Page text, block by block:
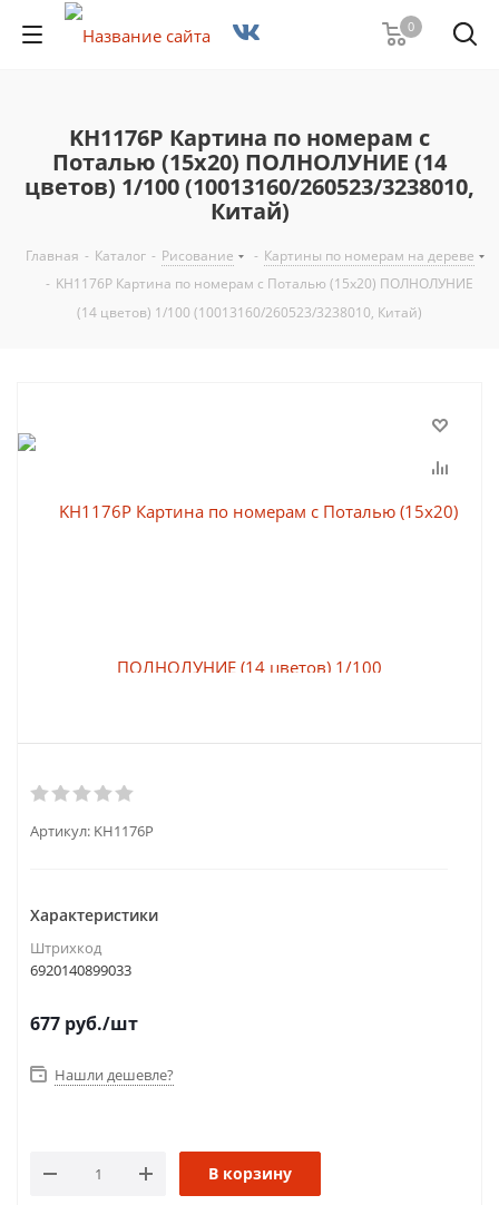
0
KH1176P Картина по номерам с
Поталью (15х20) ПОЛНОЛУНИЕ (14
цветов) 1/100 (10013160/260523/3238010,
Китай)
Главная - Каталог - Рисование - Картины по номерам на дереве
- KH1176P Картина по номерам с Поталью (15х20) ПОЛНОЛУНИЕ
(14 цветов) 1/100 (10013160/260523/3238010, Китай)
Артикул: KH1176P
Характеристики
Штрихкод
6920140899033
677 руб./шт
Нашли дешевле?
В корзину